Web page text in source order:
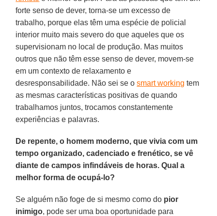
forte senso de dever, torna-se um excesso de
trabalho, porque elas têm uma espécie de policial
interior muito mais severo do que aqueles que os
supervisionam no local de produção. Mas muitos
outros que não têm esse senso de dever, movem-se
em um contexto de relaxamento e
desresponsabilidade. Não sei se osmart working tem
as mesmas características positivas de quando
trabalhamos juntos, trocamos constantemente
experiências e palavras.
De repente, o homem moderno, que vivia com um
tempo organizado, cadenciado e frenético, se vê
diante de campos infindáveis de horas. Qual a
melhor forma de ocupá-lo?
Se alguém não foge de si mesmo como do pior
inimigo, pode ser uma boa oportunidade para